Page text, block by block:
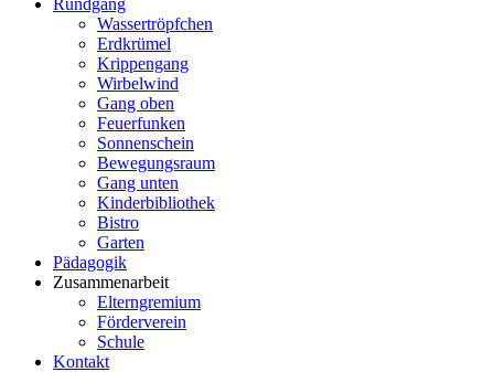
Rundgang
Wassertröpfchen
Erdkrümel
Krippengang
Wirbelwind
Gang oben
Feuerfunken
Sonnenschein
Bewegungsraum
Gang unten
Kinderbibliothek
Bistro
Garten
Pädagogik
Zusammenarbeit
Elterngremium
Förderverein
Schule
Kontakt